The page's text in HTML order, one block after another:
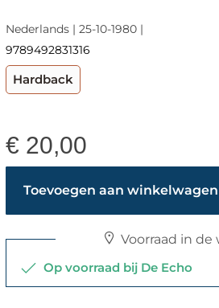
Nederlands | 25-10-1980 |
9789492831316
Hardback
€ 20,00
Toevoegen aan winkelwagen
Voorraad in de
Op voorraad bij De Echo